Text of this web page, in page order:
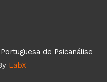
de Psicanálise
LabX